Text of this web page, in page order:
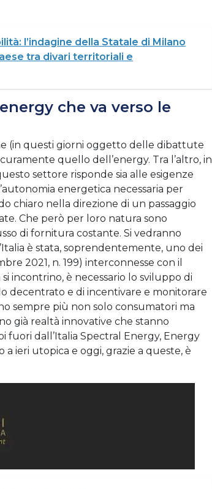
l’indagine della Statale di Milano
tra divari territoriali e
che va verso le
(in questi giorni oggetto delle dibattute
quello dell’energy. Tra l’altro, in
settore risponde sia alle esigenze
energetica necessaria per
chiaro nella direzione di un passaggio
Che però per loro natura sono
di fornitura costante. Si vedranno
è stata, soprendentemente, uno dei
2021, n. 199) interconnesse con il
incontrino, è necessario lo sviluppo di
decentrato e di incentivare e monitorare
sempre più non solo consumatori ma
già realtà innovative che stanno
fuori dall’Italia Spectral Energy, Energy
ieri utopica e oggi, grazie a queste, è